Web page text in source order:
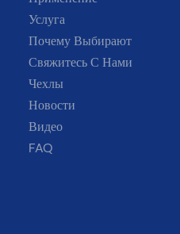
Услуга
Почему Выбирают
Свяжитесь С Нами
Чехлы
Новости
Видео
FAQ